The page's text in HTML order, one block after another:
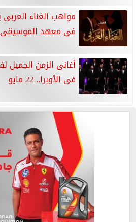
مواهب الغناء العربى
فى معهد
أغانى الزمن الجميل
فى الأوبرا.. 22 مايو